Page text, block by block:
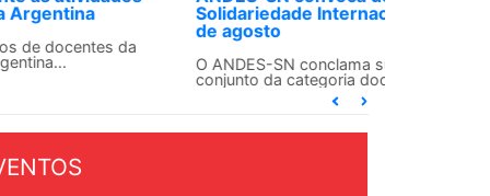
Internacionalista com Cuba em 13
SN conclama suas seções sindicais e o
da categoria docente a construírem, no dia...